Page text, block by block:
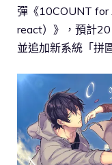
彈《10COUNT
react）》，預計
並追加新系統「拼